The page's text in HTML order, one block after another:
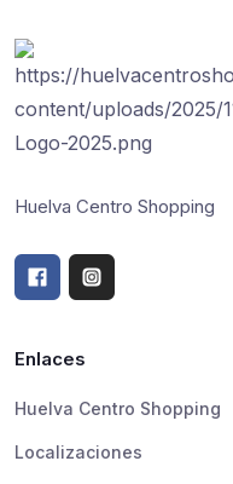
Huelva Centro Shopping
Enlaces
Huelva Centro Shopping
Localizaciones